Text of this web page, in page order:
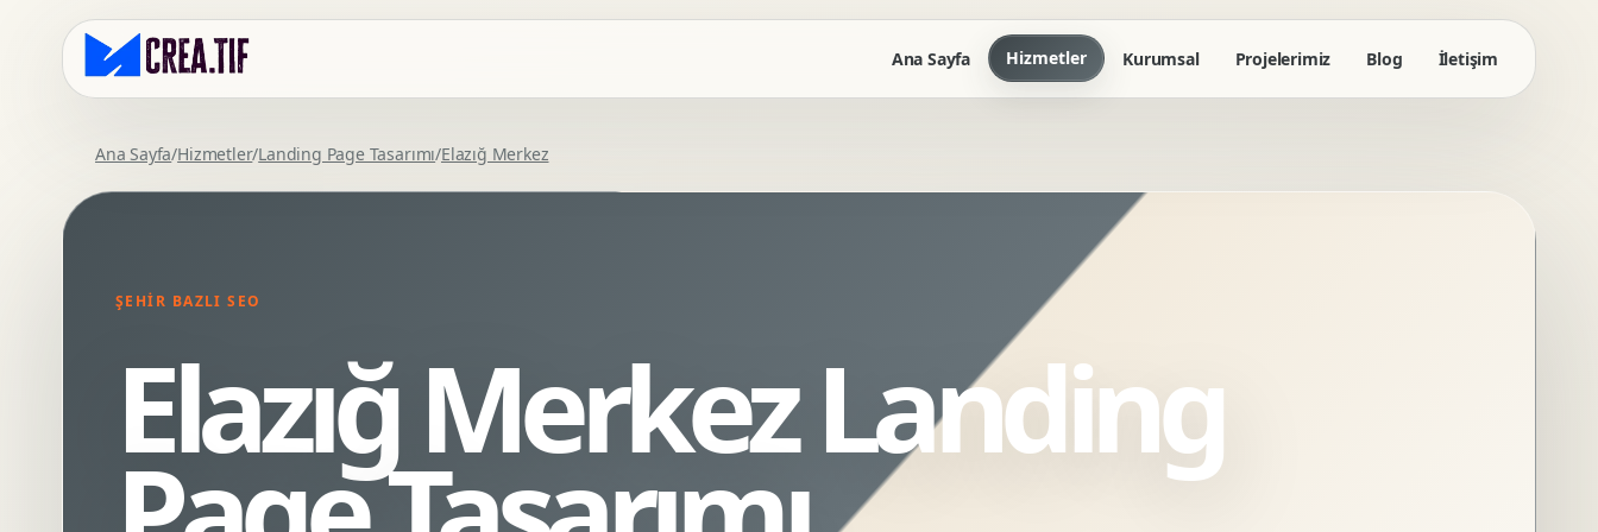
Ana Sayfa Hizmetler
Kurumsal Web Tasarim
SEO Uyumlu Web Tasarim
Webflow Web Tasarim
Framer Web Tasarim
Kurumsal Site Yenileme
Prototip Tasarimi
Dashboard UI Tasarimi
Conversion UX Optimizasyonu
Ofis Ici Gorsel Kimlik
Kurumsal Katalog Tasarimi
Kurumsal Projelerimiz Blog İletişim
Ana Sayfa/Hizmetler/Landing Page Tasarımı/Elazığ Merkez
ŞEHIR BAZLI SEO
Elazığ Merkez Landing